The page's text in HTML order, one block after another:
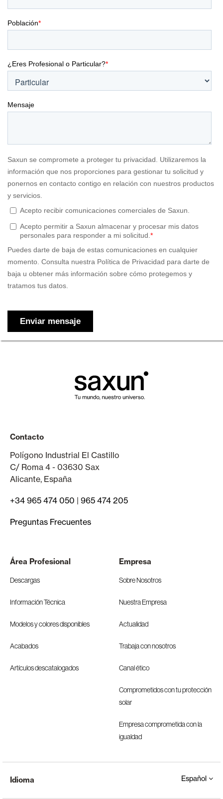
Contacto
Polígono Industrial El Castillo
C/ Roma 4 - 03630 Sax
Alicante, España
+34 965 474 050 | 965 474 205
Preguntas Frecuentes
Área Profesional
Descargas
Información Técnica
Modelos y colores disponibles
Acabados
Artículos descatalogados
Empresa
Sobre Nosotros
Nuestra Empresa
Actualidad
Trabaja con nosotros
Canal ético
Comprometidos con tu protección
solar
Empresa comprometida con la
igualdad
Idioma Español